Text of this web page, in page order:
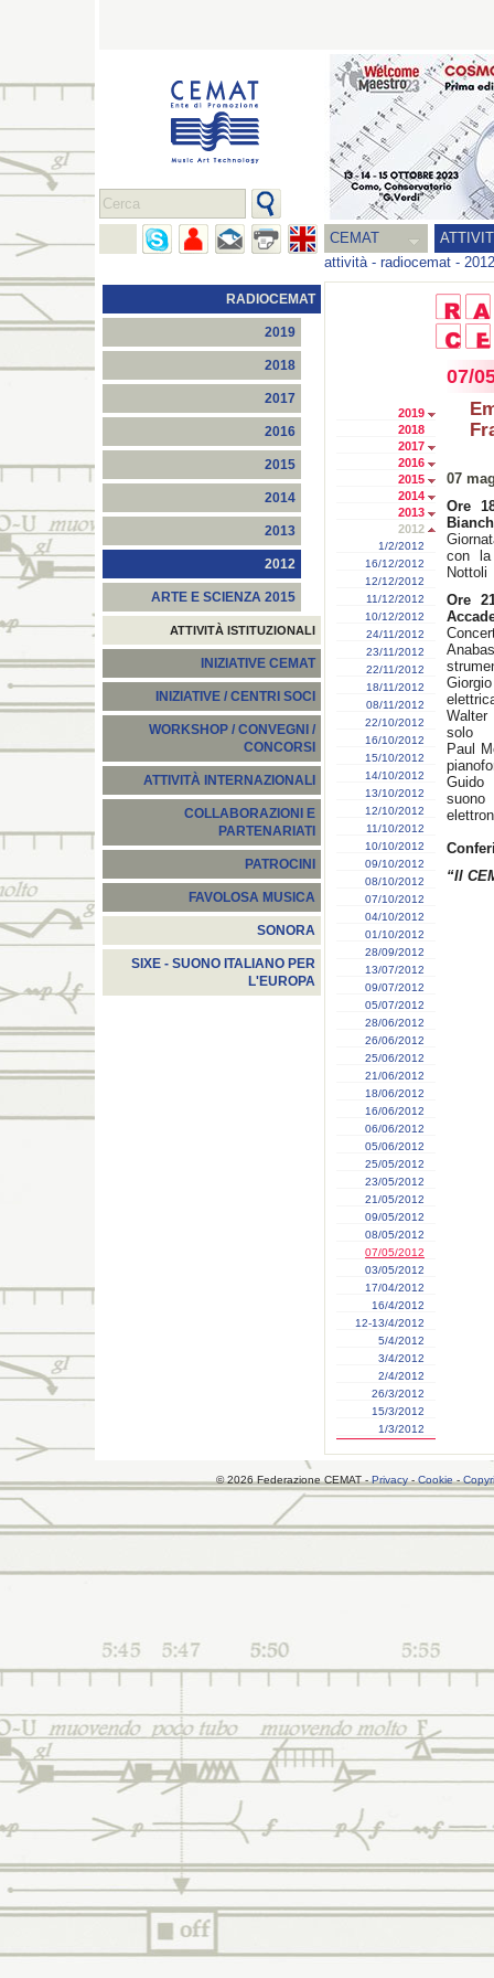
CEMAT
attività- radiocemat - 2012
RADIOCEMAT
2019
2018
2017
2016
2015
2014
2013
2012
ARTE E SCIENZA 2015
ATTIVITÀ ISTITUZIONALI
INIZIATIVE CEMAT
INIZIATIVE / CENTRI SOCI
WORKSHOP / CONVEGNI /
CONCORSI
ATTIVITÀ INTERNAZIONALI
COLLABORAZIONI E
PARTENARIATI
PATROCINI
FAVOLOSA MUSICA
SONORA
SIXE - SUONO ITALIANO PER
L'EUROPA
2019
2018
2017
2016
2015
2014
2013
2012
1/2/2012
16/12/2012
12/12/2012
11/12/2012
10/12/2012
24/11/2012
23/11/2012
22/11/2012
18/11/2012
08/11/2012
22/10/2012
16/10/2012
15/10/2012
14/10/2012
13/10/2012
12/10/2012
11/10/2012
10/10/2012
09/10/2012
08/10/2012
07/10/2012
04/10/2012
01/10/2012
28/09/2012
13/07/2012
09/07/2012
05/07/2012
28/06/2012
26/06/2012
25/06/2012
21/06/2012
18/06/2012
16/06/2012
06/06/2012
05/06/2012
25/05/2012
23/05/2012
21/05/2012
09/05/2012
08/05/2012
07/05/2012
03/05/2012
17/04/2012
16/4/2012
12-13/4/2012
5/4/2012
3/4/2012
2/4/2012
26/3/2012
15/3/2012
1/3/2012
07/
07
Ore
con la
Nottoli
Ore
solo
Paul
Guido
“Il
© 2026 Federazione CEMAT -Privacy-Cookie-